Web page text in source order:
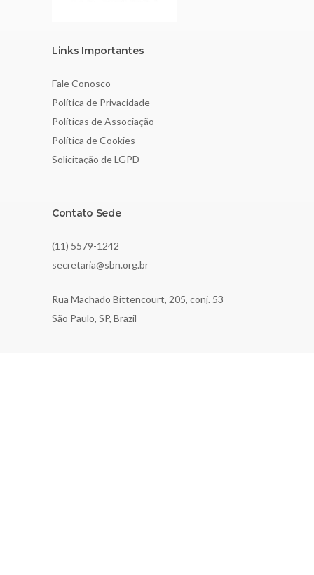
Links Importantes
Fale Conosco
Política de Privacidade
Políticas de Associação
Política de Cookies
Solicitação de LGPD
Contato Sede
(11) 5579-1242
secretaria@sbn.org.br
Rua Machado Bittencourt, 205, conj. 53
São Paulo, SP, Brazil